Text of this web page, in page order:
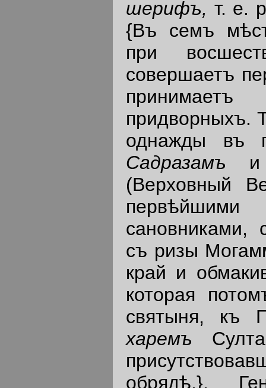
шерифъ, т. е.
{Въ семъ
при
совершаетъ
принимаетъ
придворныхъ.
однажды въ
Садразамъ
(Верховный
первѣйшими
сановниками,
съ ризы
край и
которая
святыня, къ
харемъ
обрядѣ.}.